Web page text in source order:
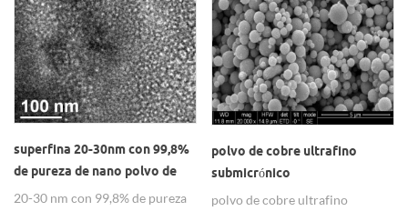
superfina 20-30nm con 99,8%
de pureza de nano polvo de
sílice
20-30 nm con 99,8% de pureza
polvo de cobre ultrafino
submicrónico
polvo de cobre ultrafino